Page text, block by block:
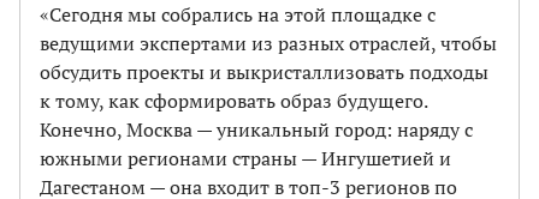
«Сегодня мы собрались на этой площадке с
ведущими экспертами из разных отраслей, чтобы
обсудить проекты и выкристаллизовать подходы
к тому, как сформировать образ будущего.
Конечно, Москва — уникальный город: наряду с
южными регионами страны — Ингушетией и
Дагестаном — она входит в топ-3 регионов по